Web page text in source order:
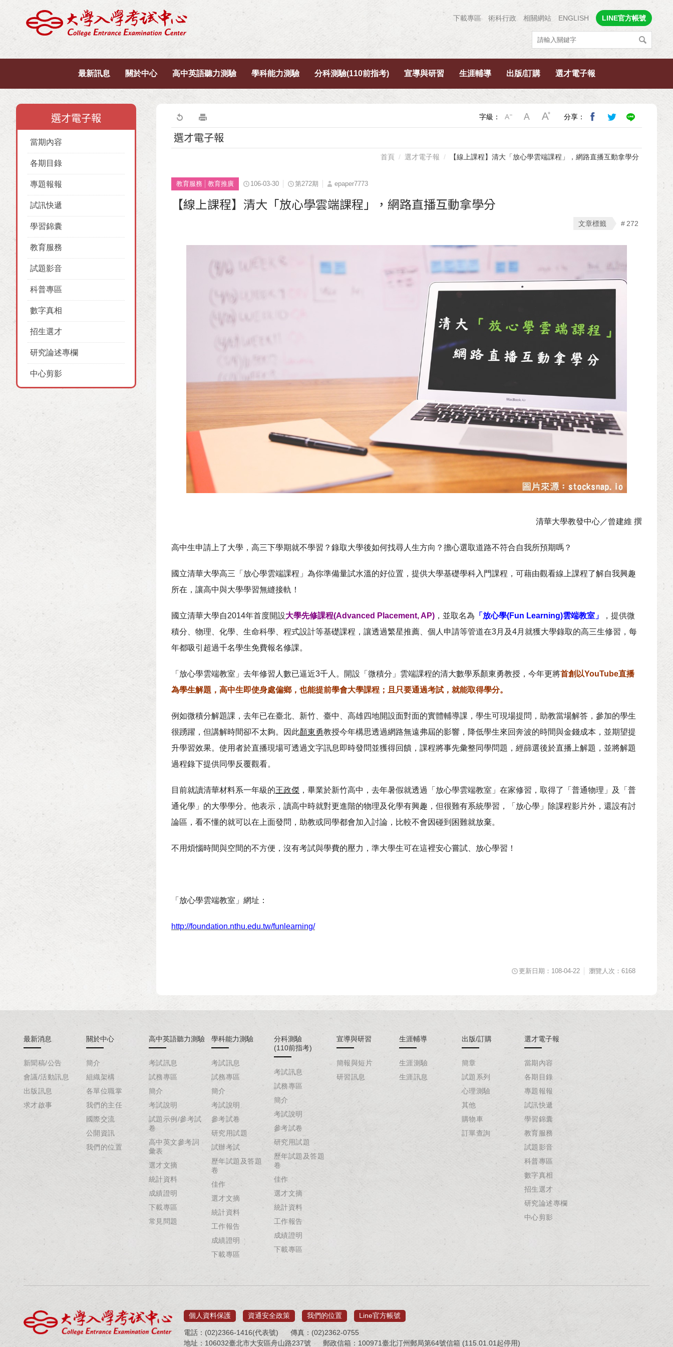
下載專區 術科行政 相關網站 ENGLISH LINE官方帳號
最新訊息 關於中心 高中英語聽力測驗 學科能力測驗 分科測驗(110前指考) 宣導與研習 生涯輔導 出版/訂購 選才電子報
選才電子報
當期內容
各期目錄
專題報報
試訊快遞
學習錦囊
教育服務
試題影音
科普專區
數字真相
招生選才
研究論述專欄
中心剪影
字級： 分享：
選才電子報
首頁 選才電子報 【線上課程】清大「放心學雲端課程」，網路直播互動拿學分
教育服務 教育推廣 106-03-30 第272期 epaper7773
【線上課程】清大「放心學雲端課程」，網路直播互動拿學分
文章標籤 272
清華大學教發中心／曾建維 撰
高中生申請上了大學，高三下學期就不學習？錄取大學後如何找尋人生方向？擔心選取道路不符合自我所預期嗎？
國立清華大學高三「放心學雲端課程」為你準備量試水溫的好位置，提供大學基礎學科入門課程，可藉由觀看線上課程了解自我興趣
所在，讓高中與大學學習無縫接軌！
國立清華大學自2014年首度開設大學先修課程(Advanced Placement, AP) ，並取名為 「放心學(Fun Learning)雲端教室」
，提供微
積分、物理、化學、生命科學、程式設計等基礎課程，讓透過繁星推薦、個人申請等管道在3月及4月就獲大學錄取的高三生修習，每
年都吸引超過千名學生免費報名修課。
「放心學雲端教室」去年修習人數已逼近3千人。開設「微積分」雲端課程的清大數學系顏東勇教授，今年更將首創以YouTube直播
為學生解題，高中生即使身處偏鄉，也能提前學會大學課程；且只要通過考試，就能取得學分。
例如微積分解題課，去年已在臺北、新竹、臺中、高雄四地開設面對面的實體輔導課，學生可現場提問，助教當場解答，參加的學生
很踴躍，但講解時間卻不太夠。因此顏東勇教授今年構思透過網路無遠弗屆的影響，降低學生來回奔波的時間與金錢成本，並期望提
升學習效果。使用者於直播現場可透過文字訊息即時發問並獲得回饋，課程將事先彙整同學問題，經篩選後於直播上解題，並將解題
過程錄下提供同學反覆觀看。
目前就讀清華材料系一年級的王政傑 ，畢業於新竹高中，去年暑假就透過「放心學雲端教室」在家修習，取得了「普通物理」及「普
通化學」的大學學分。他表示，讀高中時就對更進階的物理及化學有興趣，但很難有系統學習，「放心學」除課程影片外，還設有討
論區，看不懂的就可以在上面發問，助教或同學都會加入討論，比較不會因碰到困難就放棄。
不用煩惱時間與空間的不方便，沒有考試與學費的壓力，準大學生可在這裡安心嘗試、放心學習！
「放心學雲端教室」網址：
http://foundation.nthu.edu.tw/funlearning/
更新日期：108-04-22 瀏覽人次：6168
最新消息
新聞稿/公告
會議/活動訊息
出版訊息
求才啟事
關於中心
簡介
組織架構
各單位職掌
我們的主任
國際交流
公開資訊
我們的位置
高中英語聽力測驗
考試訊息
試務專區
簡介
考試說明
試題示例/參考試
卷
高中英文參考詞
彙表
選才文摘
統計資料
成績證明
下載專區
常見問題
學科能力測驗
考試訊息
試務專區
簡介
考試說明
參考試卷
研究用試題
試辦考試
歷年試題及答題
卷
佳作
選才文摘
統計資料
工作報告
成績證明
下載專區
分科測驗
(110前指考)
考試訊息
試務專區
簡介
考試說明
參考試卷
研究用試題
歷年試題及答題
卷
佳作
選才文摘
統計資料
工作報告
成績證明
下載專區
宣導與研習
簡報與短片
研習訊息
生涯輔導
生涯測驗
生涯訊息
出版/訂購
簡章
試題系列
心理測驗
其他
購物車
訂單查詢
選才電子報
當期內容
各期目錄
專題報報
試訊快遞
學習錦囊
教育服務
試題影音
科普專區
數字真相
招生選才
研究論述專欄
中心剪影
個人資料保護 資通安全政策 我們的位置 Line官方帳號
電話：(02)2366-1416(代表號)
傳真：(02)2362-0755
地址：106032臺北市大安區舟山路237號
郵政信箱：100971臺北汀州郵局第64號信箱 (115.01.01起停用)